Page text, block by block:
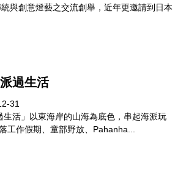
與創意燈藝之交流創舉，近年更邀請到日本
過生活
31
生活」以東海岸的山海為底色，串起海派玩
工作假期、童部野放、Pahanha...